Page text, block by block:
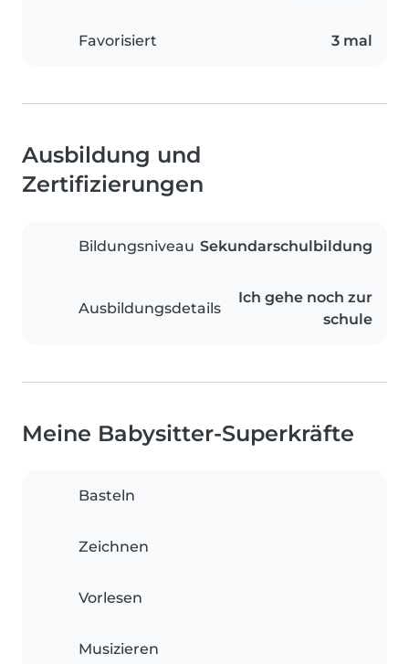
Favorisiert 3 mal
Ausbildung und
Zertifizierungen
Bildungsniveau Sekundarschulbildung
Ausbildungsdetails
Ich gehe noch zur
schule
Meine Babysitter-Superkräfte
Basteln
Zeichnen
Vorlesen
Musizieren